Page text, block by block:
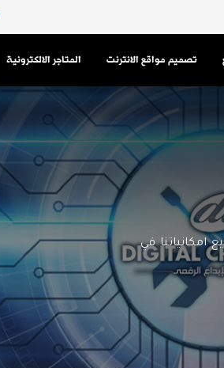
تصميم مواقع الانترنت المتاجر الالكترونية
امكانياتنا في